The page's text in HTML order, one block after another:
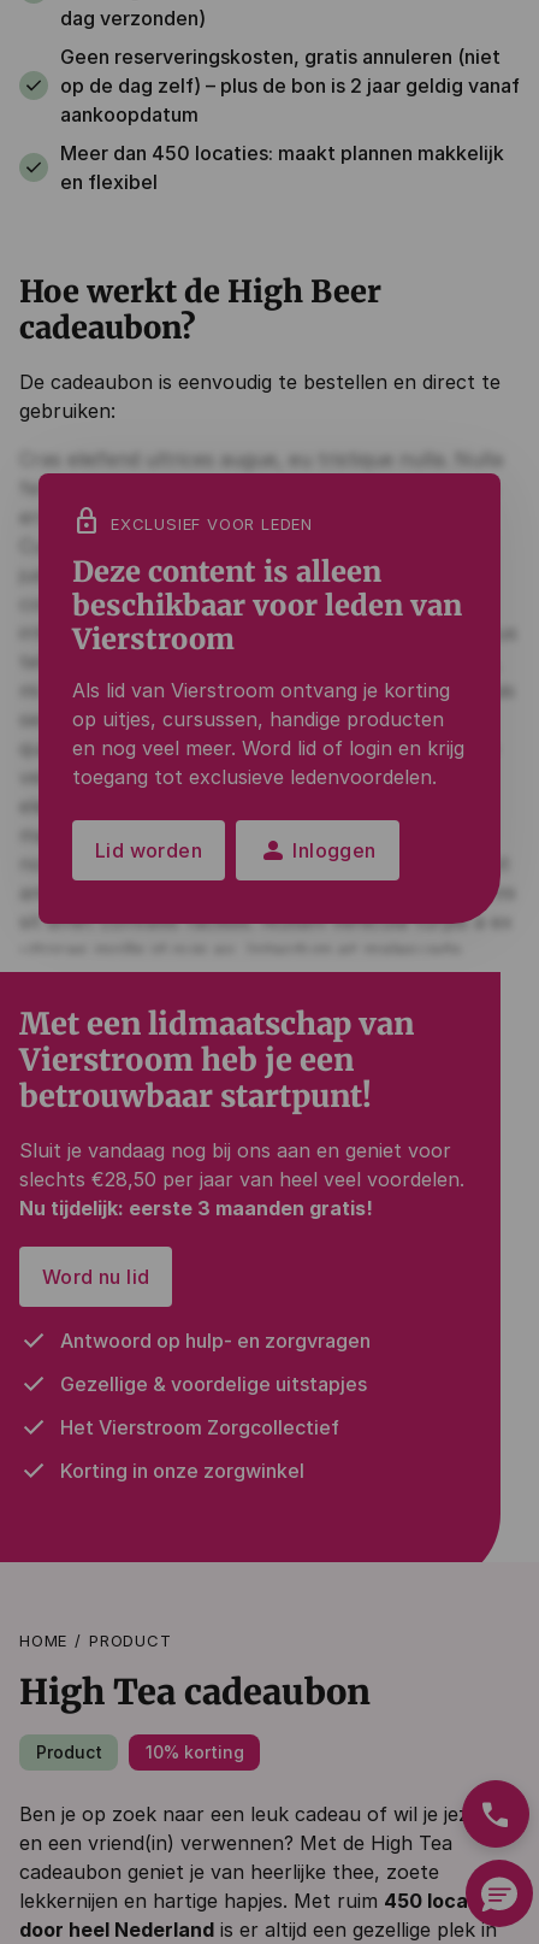
dag verzonden)
Geen reserveringskosten, gratis annuleren (niet
op de dag zelf) – plus de bon is 2 jaar geldig vanaf
aankoopdatum
Meer dan 450 locaties: maakt plannen makkelijk
en flexibel
Hoe werkt de High Beer
cadeaubon?
De cadeaubon is eenvoudig te bestellen en direct te
gebruiken:
lock EXCLUSIEF VOOR LEDEN
Deze content is alleen
beschikbaar voor leden van
Vierstroom
Als lid van Vierstroom ontvang je korting
op uitjes, cursussen, handige producten
en nog veel meer. Word lid of login en krijg
toegang tot exclusieve ledenvoordelen.
Lid worden person Inloggen
Met een lidmaatschap van
Vierstroom heb je een
betrouwbaar startpunt!
Sluit je vandaag nog bij ons aan en geniet voor
slechts €28,50 per jaar van heel veel voordelen.
Nu tijdelijk: eerste 3 maanden gratis!
Word nu lid
Antwoord op hulp- en zorgvragen
Gezellige & voordelige uitstapjes
Het Vierstroom Zorgcollectief
Korting in onze zorgwinkel
HOME PRODUCT
High Tea cadeaubon
Product 10% korting
Ben je op zoek naar een leuk cadeau of wil je jezelf
en een vriend(in) verwennen? Met de High Tea
cadeaubon geniet je van heerlijke thee, zoete
lekkernijen en hartige hapjes. Met ruim 450 locaties
door heel Nederland is er altijd een gezellige plek in
phone